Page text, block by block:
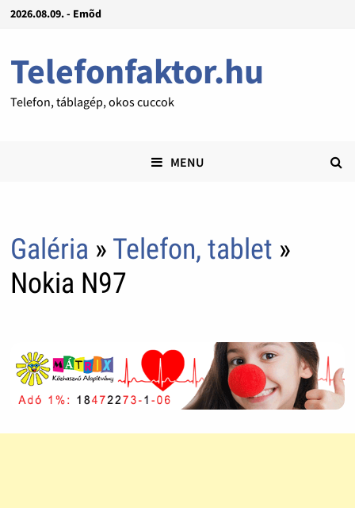
2026.08.09. - Emõd
Telefonfaktor.hu
Telefon, táblagép, okos cuccok
MENU
Galéria » Telefon, tablet »
Nokia N97